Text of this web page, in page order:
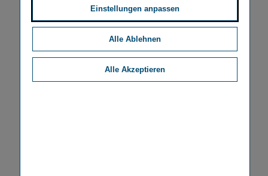
Einstellungen anpassen
Alle Ablehnen
Alle Akzeptieren